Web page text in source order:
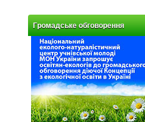
Громадське обговорення